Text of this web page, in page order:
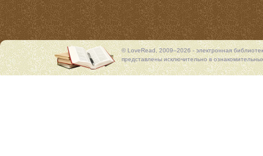
© LoveRead, 2009–2026 - электронная
представлены исключительно в